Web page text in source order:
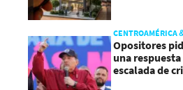
CENTROAMÉRICA
Opositores
una
escalada de